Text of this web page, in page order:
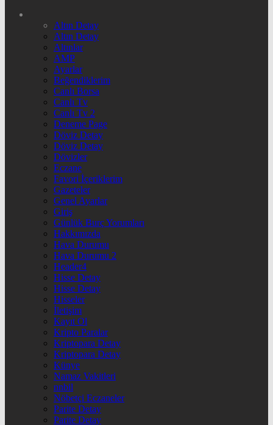
Altın Detay
Altın Detay
Altınlar
AMP
Ayarlar
Beğendiklerim
Canlı Borsa
Canlı Tv
Canlı Tv 2
Deneme Page
Döviz Detay
Döviz Detay
Dövizler
Eczane
Favori İçeriklerim
Gazeteler
Genel Ayarlar
Giriş
Günlük Burç Yorumları
Hakkımızda
Hava Durumu
Hava Durumu 2
Header4
Hisse Detay
Hisse Detay
Hisseler
İletişim
Kayıt Ol
Kripto Paralar
Kriptopara Detay
Kriptopara Detay
Künye
Namaz Vakitleri
nnbil
Nöbetçi Eczaneler
Parite Detay
Parite Detay